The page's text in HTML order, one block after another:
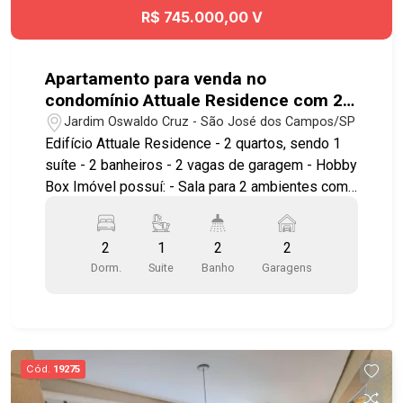
R$ 745.000,00 V
Apartamento para venda no
condomínio Attuale Residence com 2
quartos sendo 1 suíte - 56 m² - No
bairro Jardim Oswaldo Cruz - SJC
Jardim Oswaldo Cruz - São José dos Campos/SP
Edifício Attuale Residence - 2 quartos, sendo 1
suíte - 2 banheiros - 2 vagas de garagem - Hobby
Box Imóvel possuí: - Sala para 2 ambientes com
armário e ar condicionado - Varanda gourmet
integrada a cozinha com churrasqueira à carvão -
Cozinha planejada com geladeira, cooktop,
de serviço. Lazer completo: - Piscina climatizada
- Honest Market - Coworking - Salão de festas -
2
Dorm.
1
Suite
2
Banho
2
Garagens
Cód. 19275